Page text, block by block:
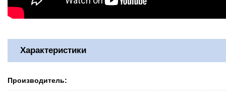
Характеристики
Производитель: